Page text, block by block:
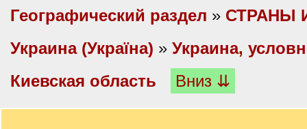
Географический раздел » СТРАНЫ
Украина (Україна) » Украина,
Киевская область
Вниз ⇊